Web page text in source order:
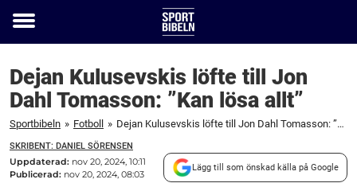
Toggle
Dejan Kulusevskis löfte till Jon
Dahl Tomasson: ”Kan lösa allt”
Sportbibeln » Fotboll » Dejan Kulusevskis löfte till Jon Dahl Tomasson: ”Kan lösa allt”
SKRIBENT: DANIEL SÖRENSEN
Uppdaterad: nov 20, 2024, 10:11
Publicerad: nov 20, 2024, 08:03
Lägg till som önskad källa på Google